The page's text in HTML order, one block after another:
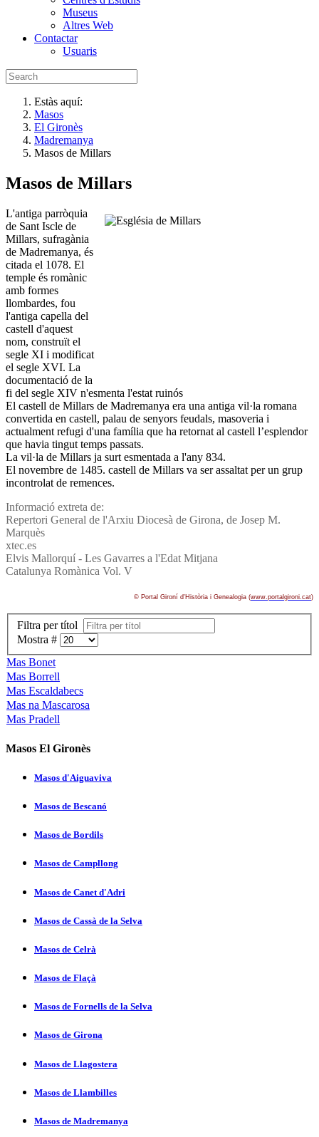
Museus
Altres Web
Contactar
Usuaris
Estàs aquí:
Masos
El Gironès
Madremanya
Masos de Millars
Masos de Millars
L'antiga parròquia
de Sant Iscle de
Millars, sufragània
de Madremanya, és
citada el 1078. El
temple és romànic
amb formes
llombardes, fou
l'antiga capella del
castell d'aquest
nom, construït el
segle XI i modificat
el segle XVI. La
documentació de la
fi del segle XIV n'esmenta l'estat ruinós
El castell de Millars de Madremanya era una antiga vil·la romana
convertida en castell, palau de senyors feudals, masoveria i
actualment refugi d'una famí­lia que ha retornat al castell l’esplendor
que havia tingut temps passats.
La vil·la de Millars ja surt esmentada a l'any 834.
El novembre de 1485. castell de Millars va ser assaltat per un grup
incontrolat de remences.
Informació extreta de:
Repertori General de l'Arxiu Diocesà de Girona, de Josep M.
Marquès
xtec.es
Elvis Mallorquí­ - Les Gavarres a l'Edat Mitjana
Catalunya Romànica Vol. V
© Portal Gironí­ d'Història i Genealogia (www.portalgironi.cat)
Filtra per títol
Mostra #
Mas Bonet
Mas Borrell
Mas Escaldabecs
Mas na Mascarosa
Mas Pradell
Masos El Gironès
Masos d'Aiguaviva
Masos de Bescanó
Masos de Bordils
Masos de Campllong
Masos de Canet d'Adri
Masos de Cassà de la Selva
Masos de Celrà
Masos de Flaçà
Masos de Fornells de la Selva
Masos de Girona
Masos de Llagostera
Masos de Llambilles
Masos de Madremanya